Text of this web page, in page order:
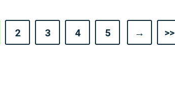
2 3 4 5 → >>